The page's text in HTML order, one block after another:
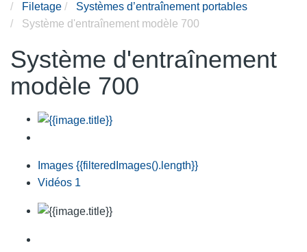
Filetage
Systèmes d’entraînement portables
Système d'entraînement modèle 700
Système d'entraînement
modèle 700
Images {{filteredImages().length}}
Vidéos 1